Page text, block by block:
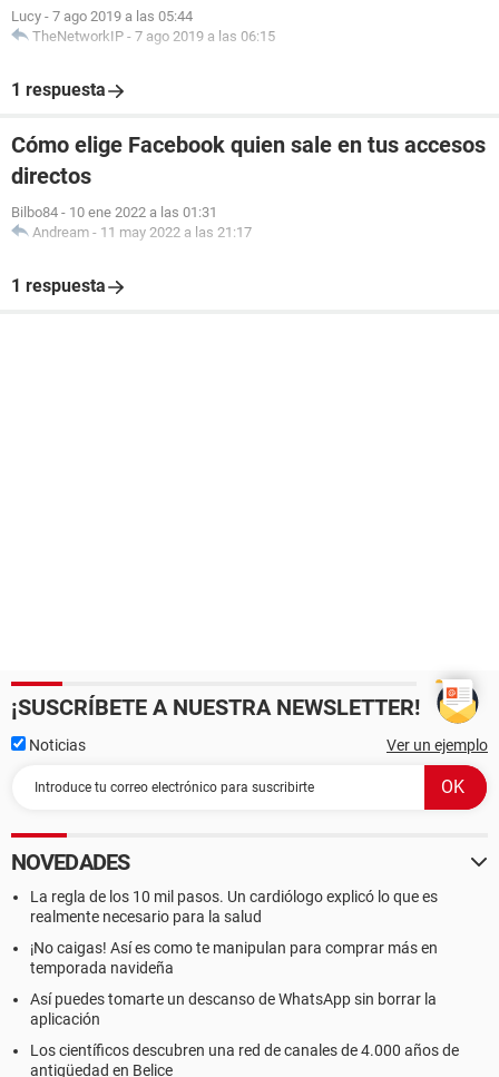
Lucy - 7 ago 2019 a las 05:44
TheNetworkIP - 7 ago 2019 a las 06:15
1 respuesta
Cómo elige Facebook quien sale en tus accesos
directos
Bilbo84 - 10 ene 2022 a las 01:31
Andream - 11 may 2022 a las 21:17
1 respuesta
¡SUSCRÍBETE A NUESTRA NEWSLETTER!
Noticias Ver un ejemplo
NOVEDADES
La regla de los 10 mil pasos. Un cardiólogo explicó lo que es
realmente necesario para la salud
¡No caigas! Así es como te manipulan para comprar más en
temporada navideña
Así puedes tomarte un descanso de WhatsApp sin borrar la
aplicación
Los científicos descubren una red de canales de 4.000 años de
antigüedad en Belice